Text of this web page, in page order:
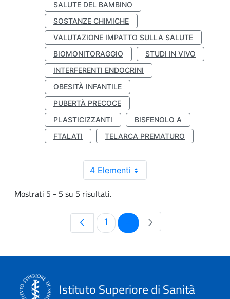
SALUTE DEL BAMBINO
SOSTANZE CHIMICHE
VALUTAZIONE IMPATTO SULLA SALUTE
BIOMONITORAGGIO
STUDI IN VIVO
INTERFERENTI ENDOCRINI
OBESITÀ INFANTILE
PUBERTÀ PRECOCE
PLASTICIZZANTI
BISFENOLO A
FTALATI
TELARCA PREMATURO
4 Elementi
Mostrati 5 - 5 su 5 risultati.
Pagina
1 Pagina
Istituto Superiore di Sanità